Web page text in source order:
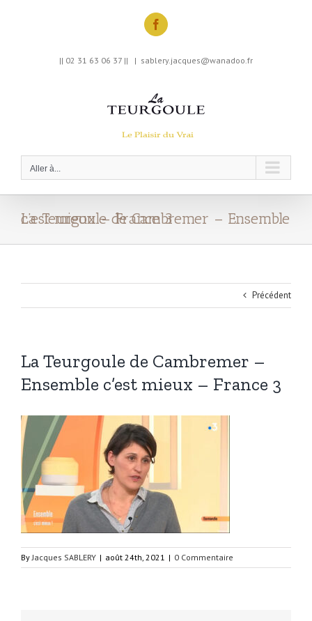
Facebook
|| 02 31 63 06 37 || | sablery.jacques@wanadoo.fr
Aller à...
La Teurgoule de Cambremer – Ensemble c’est mieux – France 3
Précédent
La Teurgoule de Cambremer –
Ensemble c’est mieux – France 3
ByJacques SABLERY | août 24th, 2021 | 0 Commentaire